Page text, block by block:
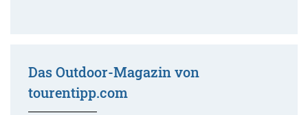
Das Outdoor-Magazin von
tourentipp.com